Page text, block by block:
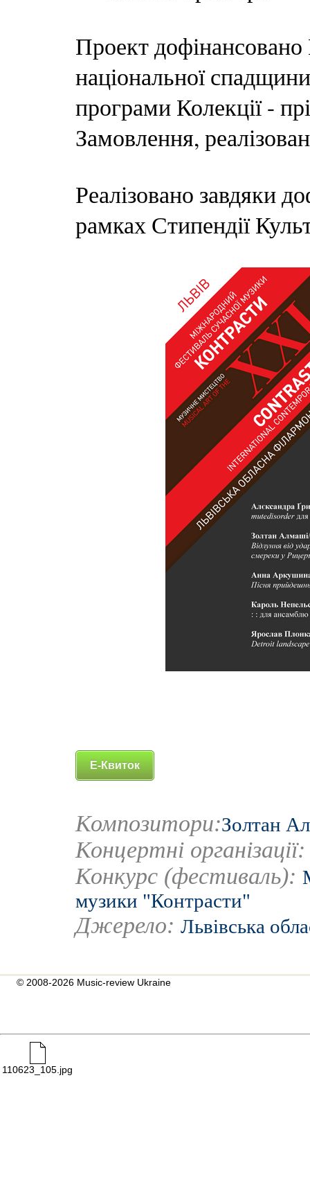
Проект дофінансовано
національної
програми Колекції -
Замовлення,
Реалізовано завдяки
рамках Стипендії
Е-Квиток
Композитори:Золтан
Концертні
Конкурс (фестиваль):
музики "Контрасти"
Джерело: Львівська
© 2008-2026 Music-review Ukraine
110623_105.jpg